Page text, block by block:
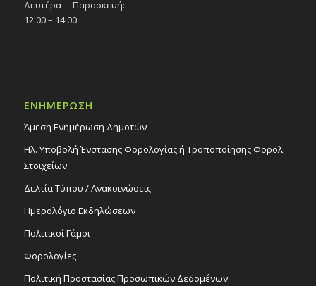
Δευτέρα – Παρασκευή:
12:00 – 14:00
ΕΝΗΜΕΡΩΣΗ
Άμεση Ενημέρωση Δημοτών
Ηλ. Υποβολή Ένστασης Φορολογίας ή Τροποποίησης Φορολ.
Στοιχείων
Δελτία Τύπου / Ανακοινώσεις
Ημερολόγιο Εκδηλώσεων
Πολιτικοί Γάμοι
Φορολογίες
Πολιτική Προστασίας Προσωπικών Δεδομένων